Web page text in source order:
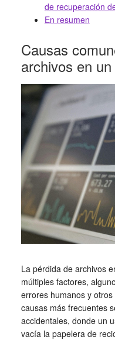
de recuperación
En resumen
Causas
archivos en
La pérdida de archivos
múltiples factores,
errores humanos y
causas más frecuentes
accidentales, donde un
vacía la papelera de